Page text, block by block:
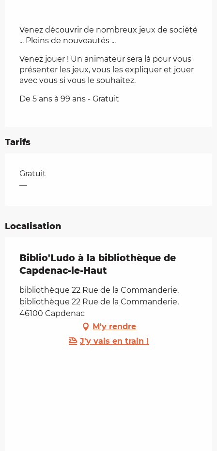
Venez découvrir de nombreux jeux de société
... Pleins de nouveautés ...
Venez jouer ! Un animateur sera là pour vous
présenter les jeux, vous les expliquer et jouer
avec vous si vous le souhaitez.
De 5 ans à 99 ans - Gratuit
Tarifs
Tarifs 2026
Gratuit
—
Localisation
Biblio'Ludo à la bibliothèque de
Capdenac-le-Haut
bibliothèque 22 Rue de la Commanderie,
bibliothèque 22 Rue de la Commanderie,
46100 Capdenac
M'y rendre
J'y vais en train !